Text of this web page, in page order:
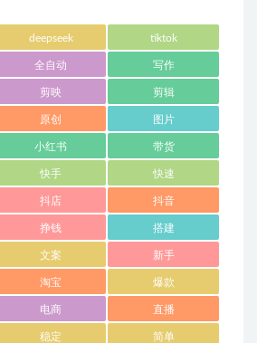
deepseek tiktok
全自动 写作
剪映 剪辑
原创 图片
小红书 带货
快手 快速
抖店 抖音
挣钱 搭建
文案 新手
淘宝 爆款
电商 直播
稳定 简单